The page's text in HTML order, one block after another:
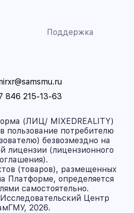
Поддержка
846 215-13-63
(ЛИЦ/ MIXEDREALITY)
пользование потребителю
безвозмездно на
лицензии (лицензионного
(товаров), размещенных
Платформе, определяется
самостоятельно.
Центр
2026.